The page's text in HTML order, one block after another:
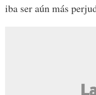
iba ser aún más